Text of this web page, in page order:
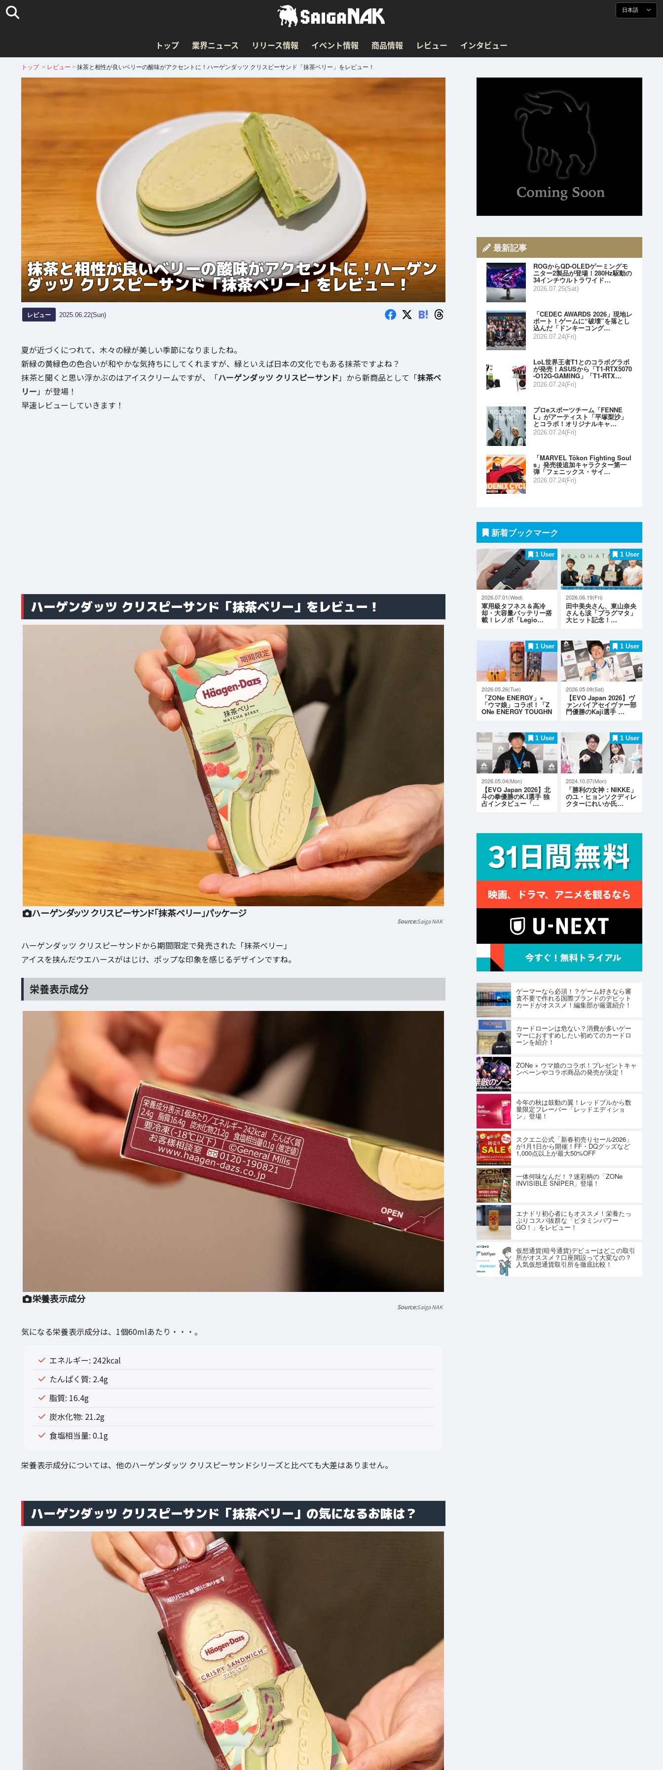
日本語
トップ 業界ニュース リリース情報 イベント情報 商品情報 レビュー インタビュー
トップ > レビュー > 抹茶と相性が良いベリーの酸味がアクセントに！ハーゲンダッツ クリスピーサンド「抹茶ベリー」をレビュー！
抹茶と相性が良いベリーの酸味がアクセントに！ハーゲン
ダッツ クリスピーサンド「抹茶ベリー」をレビュー！
レビュー 2025.06.22(Sun) B!
夏が近づくにつれて、木々の緑が美しい季節になりましたね。
新緑の黄緑色の色合いが和やかな気持ちにしてくれますが、緑といえば日本の文化でもある抹茶ですよね？
抹茶と聞くと思い浮かぶのはアイスクリームですが、「ハーゲンダッツ クリスピーサンド 」から新商品として「抹茶ベ
リー 」が登場！
早速レビューしていきます！
ハーゲンダッツ クリスピーサンド「抹茶ベリー」をレビュー！
ハーゲンダッツ クリスピーサンド「抹茶ベリー」パッケージ
Saiga NAK
ハーゲンダッツ クリスピーサンドから期間限定で発売された「抹茶ベリー」
アイスを挟んだウエハースがはじけ、ポップな印象を感じるデザインですね。
栄養表示成分
栄養表示成分
Saiga NAK
気になる栄養表示成分は、1個60mlあたり・・・。
エネルギー: 242kcal
たんぱく質: 2.4g
脂質: 16.4g
炭水化物: 21.2g
食塩相当量: 0.1g
栄養表示成分については、他のハーゲンダッツ クリスピーサンドシリーズと比べても大差はありません。
ハーゲンダッツ クリスピーサンド「抹茶ベリー」の気になるお味は？
最新記事
ROGからQD-OLEDゲーミングモ
ニター2製品が登場！280Hz駆動の
34インチウルトラワイド…
2026.07.25(Sat)
「CEDEC AWARDS 2026」現地レ
ポート！ゲームに“破壊”を落とし
込んだ「ドンキーコング…
2026.07.24(Fri)
LoL世界王者T1とのコラボグラボ
が発売！ASUSから「T1-RTX5070
-O12G-GAMING」「T1-RTX…
2026.07.24(Fri)
プロeスポーツチーム「FENNE
L」がアーティスト「平塚梨沙」
とコラボ！オリジナルキャ…
2026.07.24(Fri)
「MARVEL Tōkon Fighting Soul
s」発売後追加キャラクター第一
弾「フェニックス・サイ…
2026.07.24(Fri)
新着ブックマーク
1 User
2026.07.01(Wed)
軍用級タフネス＆高冷
却・大容量バッテリー搭
載！レノボ「Legio…
1 User
2026.06.19(Fri)
田中美央さん、東山奈央
さんも涙「プラグマタ」
大ヒット記念！…
1 User
2026.05.26(Tue)
「ZONe ENERGY」×
「ウマ娘」コラボ！「Z
ONe ENERGY TOUGHN
1 User
2026.05.09(Sat)
【EVO Japan 2026】ヴ
ァンパイアセイヴァー部
門優勝のKaji選手 …
1 User
2026.05.04(Mon)
【EVO Japan 2026】北
斗の拳優勝のK.I選手 独
占インタビュー「…
1 User
2024.10.07(Mon)
「勝利の女神：NIKKE」
のユ・ヒョンソクディレ
クターにれいか氏…
ゲーマーなら必須！？ゲーム好きなら審
査不要で作れる国際ブランドのデビット
カードがオススメ！編集部が厳選紹介！
カードローンは危ない？消費が多いゲー
マーにおすすめしたい初めてのカードロ
ーンを紹介！
ZONe × ウマ娘のコラボ！プレゼントキャ
ンペーンやコラボ商品の発売が決定！
今年の秋は鼓動の翼！レッドブルから数
量限定フレーバー「レッドエディショ
ン」登場！
スクエニ公式「新春初売りセール2026」
が1月1日から開催！FF・DQグッズなど
1,000点以上が最大50%OFF
一体何味なんだ！？迷彩柄の「ZONe
INVISIBLE SNIPER」登場！
エナドリ初心者にもオススメ！栄養たっ
ぷりコスパ抜群な「ビタミンパワー
GO！」をレビュー！
仮想通貨(暗号通貨)デビューはどこの取引
所がオススメ？口座開設って大変なの？
人気仮想通貨取引所を徹底比較！